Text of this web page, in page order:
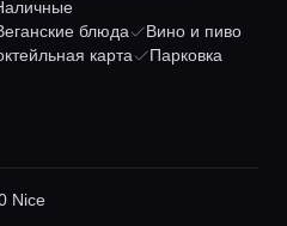
блюда
Вино и пиво
карта
Парковка
Nice